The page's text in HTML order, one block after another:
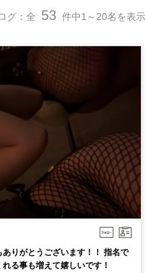
グ：全 53 件中1～20名を表
ありがとうございます！！ 指名で
れる事も増えて嬉しいです！